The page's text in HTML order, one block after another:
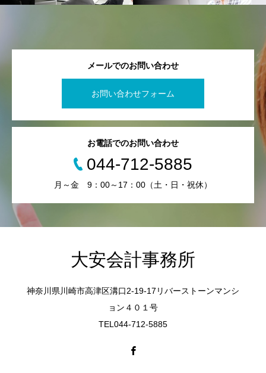
メールでのお問い合わせ
お問い合わせフォーム
お電話でのお問い合わせ
044-712-5885
月～金 9：00～17：00（土・日・祝休）
大安会計事務所
神奈川県川崎市高津区溝口2-19-17リバーストーンマンシ
ョン４０１号
TEL044-712-5885